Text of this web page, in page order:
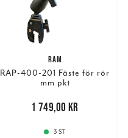
RAM
RAP-400-201 Fäste för rör
mm pkt
1 749,00 kr
1 749,00 kr
3 ST